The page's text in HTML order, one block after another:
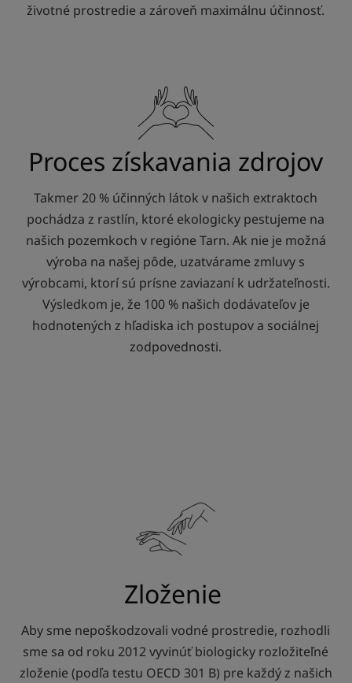
životné prostredie a zároveň maximálnu účinnosť.
Proces získavania zdrojov
Takmer 20 % účinných látok v našich extraktoch
pochádza z rastlín, ktoré ekologicky pestujeme na
našich pozemkoch v regióne Tarn. Ak nie je možná
výroba na našej pôde, uzatvárame zmluvy s
výrobcami, ktorí sú prísne zaviazaní k udržateľnosti.
Výsledkom je, že 100 % našich dodávateľov je
hodnotených z hľadiska ich postupov a sociálnej
zodpovednosti.
Zloženie
Aby sme nepoškodzovali vodné prostredie, rozhodli
sme sa od roku 2012 vyvinúť biologicky rozložiteľné
zloženie (podľa testu OECD 301 B) pre každý z našich